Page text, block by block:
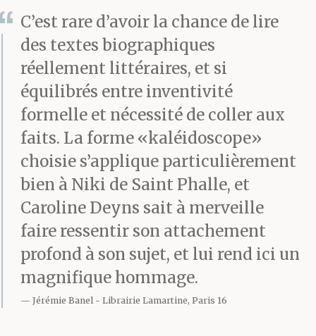
C’est rare d’avoir la chance de lire
des textes biographiques
réellement littéraires, et si
équilibrés entre inventivité
formelle et nécessité de coller aux
faits. La forme «kaléidoscope»
choisie s’applique particulièrement
bien à Niki de Saint Phalle, et
Caroline Deyns sait à merveille
faire ressentir son attachement
profond à son sujet, et lui rend ici un
magnifique hommage.
Jérémie Banel Librairie Lamartine, Paris 16